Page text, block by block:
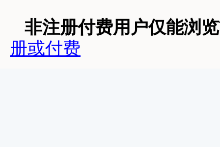
非注册付费用户仅能浏
册或付费